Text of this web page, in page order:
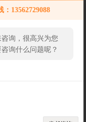
：13562729088
询，很高兴为您
询什么问题呢？